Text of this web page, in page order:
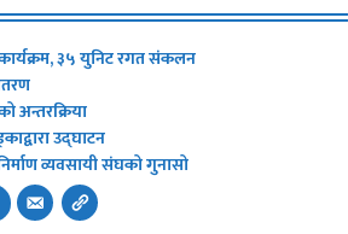
कार्यक्रम, ३५ युनिट रगत संकलन
अन्तरक्रिया
उद्घाटन
व्यवसायी संघको गुनासो